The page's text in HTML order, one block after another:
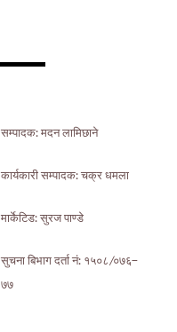
सम्पादक: मदन लामिछाने
कार्यकारी सम्पादक: चक्र धमला
मार्केटिड: सुरज पाण्डे
सुचना बिभाग दर्ता नं: १५०८ ∕०७६–
७७